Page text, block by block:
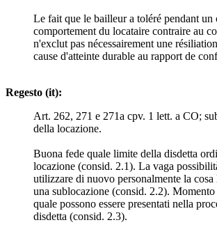
Le fait que le bailleur a toléré pendant un
comportement du locataire contraire au
n'exclut pas nécessairement une
cause d'atteinte durable au rapport de
Regesto (it):
Art. 262, 271 e 271a cpv. 1 lett. a CO;
della locazione.
Buona fede quale limite della disdetta
locazione (consid. 2.1). La vaga
utilizzare di nuovo personalmente la
una sublocazione (consid. 2.2).
quale possono essere presentati nella
disdetta (consid. 2.3).